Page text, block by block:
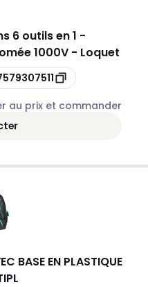
6 outils en 1 -
1000V - Loquet
au prix et commander
BASE EN PLASTIQUE